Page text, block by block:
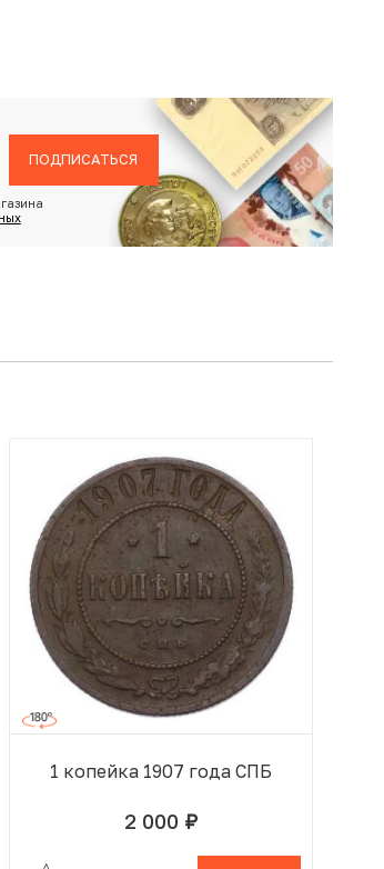
ПОДПИСАТЬСЯ
1 копейка 1907 года СПБ
2 000 руб.